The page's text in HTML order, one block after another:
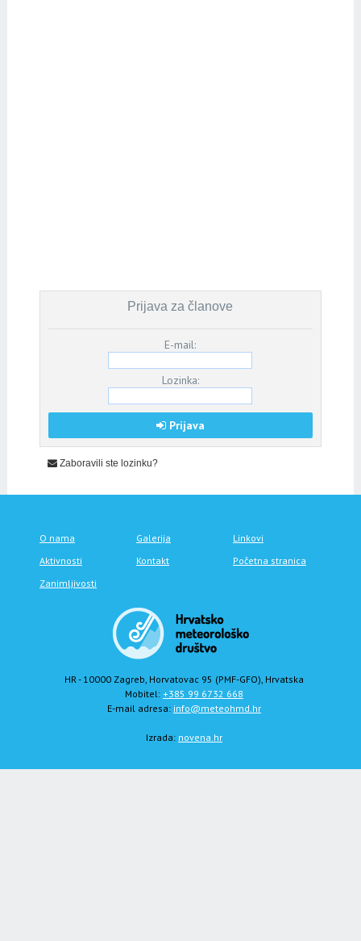
Prijava za članove
E-mail:
Lozinka:
Prijava
Zaboravili ste lozinku?
O nama Galerija
Linkovi
Aktivnosti
Kontakt
Početna stranica
Zanimljivosti
HR - 10000 Zagreb, Horvatovac 95 (PMF-GFO), Hrvatska
Mobitel: +385 99 6732 668
E-mail adresa: info@meteohmd.hr
Izrada: novena.hr